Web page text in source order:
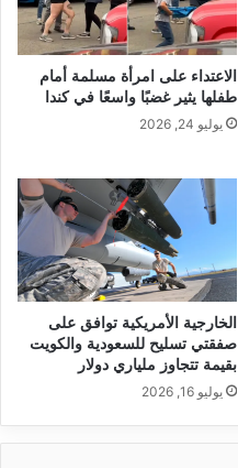
الاعتداء على امرأة مسلمة أمام
طفلها يثير غضبًا واسعًا في كندا
يوليو 24, 2026
الخارجية الأمريكية توافق على
صفقتي تسليح للسعودية والكويت
بقيمة تتجاوز ملياري دولار
يوليو 16, 2026